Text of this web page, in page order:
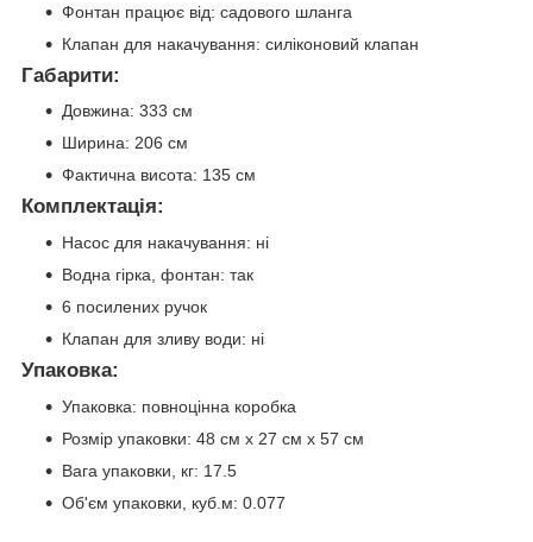
Фонтан працює від: садового шланга
Клапан для накачування: силіконовий клапан
Габарити:
Довжина: 333 см
Ширина: 206 см
Фактична висота: 135 см
Комплектація:
Насос для накачування: ні
Водна гірка, фонтан: так
6 посилених ручок
Клапан для зливу води: ні
Упаковка:
Упаковка: повноцінна коробка
Розмір упаковки: 48 см x 27 см x 57 см
Вага упаковки, кг: 17.5
Об'єм упаковки, куб.м: 0.077